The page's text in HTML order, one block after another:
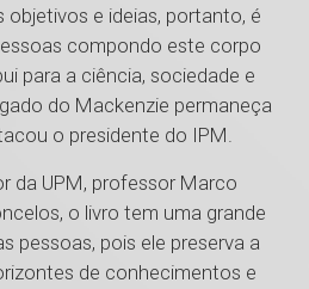
e ideias, portanto, é
compondo este corpo
para a ciência, sociedade e
do Mackenzie permaneça
o presidente do IPM.
da UPM, professor Marco
o livro tem uma grande
pessoas, pois ele preserva a
de conhecimentos e